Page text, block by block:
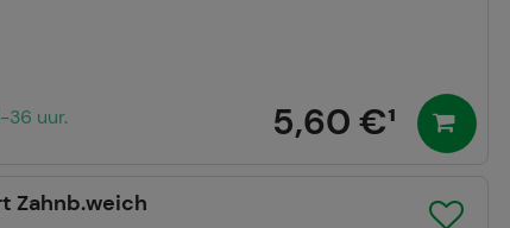
36 uur.
5,60 €¹
Zahnb.weich